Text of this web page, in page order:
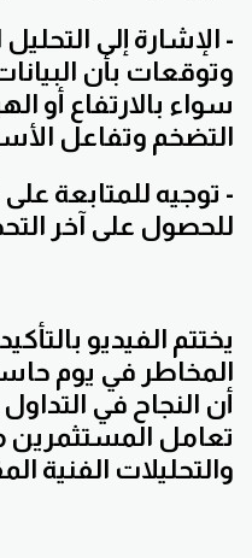
- الإشارة إلى
وتوقعات بأن
سواء بالارتفاع أو
التضخم وتفاعل
- توجيه للمتابعة على
للحصول على آخر
يختتم الفيديو
المخاطر في يوم
أن النجاح في
تعامل المستثمرين
والتحليلات الفنية